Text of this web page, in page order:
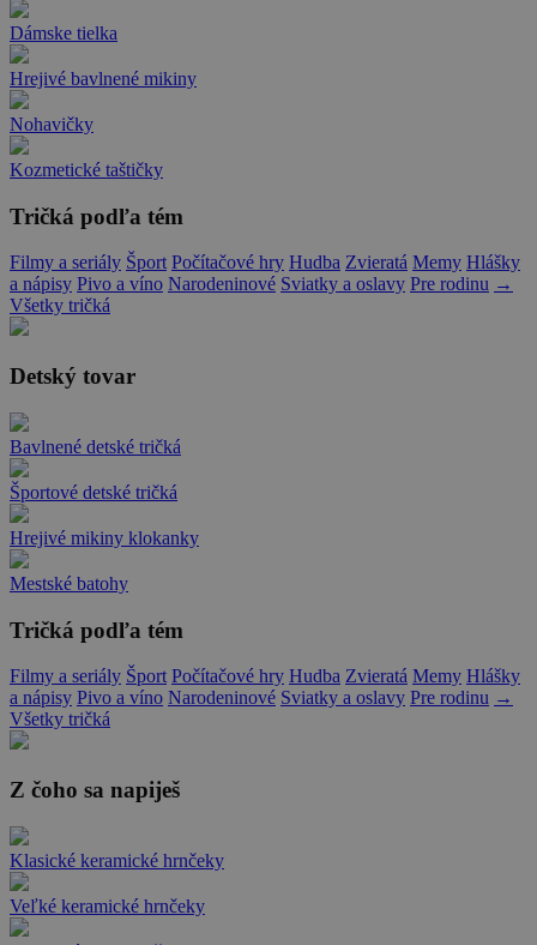
Dámske tielka
Hrejivé bavlnené mikiny
Nohavičky
Kozmetické taštičky
Tričká podľa tém
Filmy a seriály Šport Počítačové hry Hudba Zvieratá Memy Hlášky
a nápisy Pivo a víno Narodeninové Sviatky a oslavy Pre rodinu →
Všetky tričká
Detský tovar
Bavlnené detské tričká
Športové detské tričká
Hrejivé mikiny klokanky
Mestské batohy
Tričká podľa tém
Filmy a seriály Šport Počítačové hry Hudba Zvieratá Memy Hlášky
a nápisy Pivo a víno Narodeninové Sviatky a oslavy Pre rodinu →
Všetky tričká
Z čoho sa napiješ
Klasické keramické hrnčeky
Veľké keramické hrnčeky